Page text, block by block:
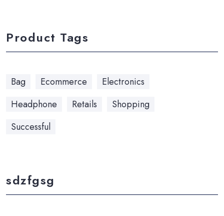
Product Tags
Bag Ecommerce
Electronics
Headphone
Retails
Shopping
Successful
sdzfgsg